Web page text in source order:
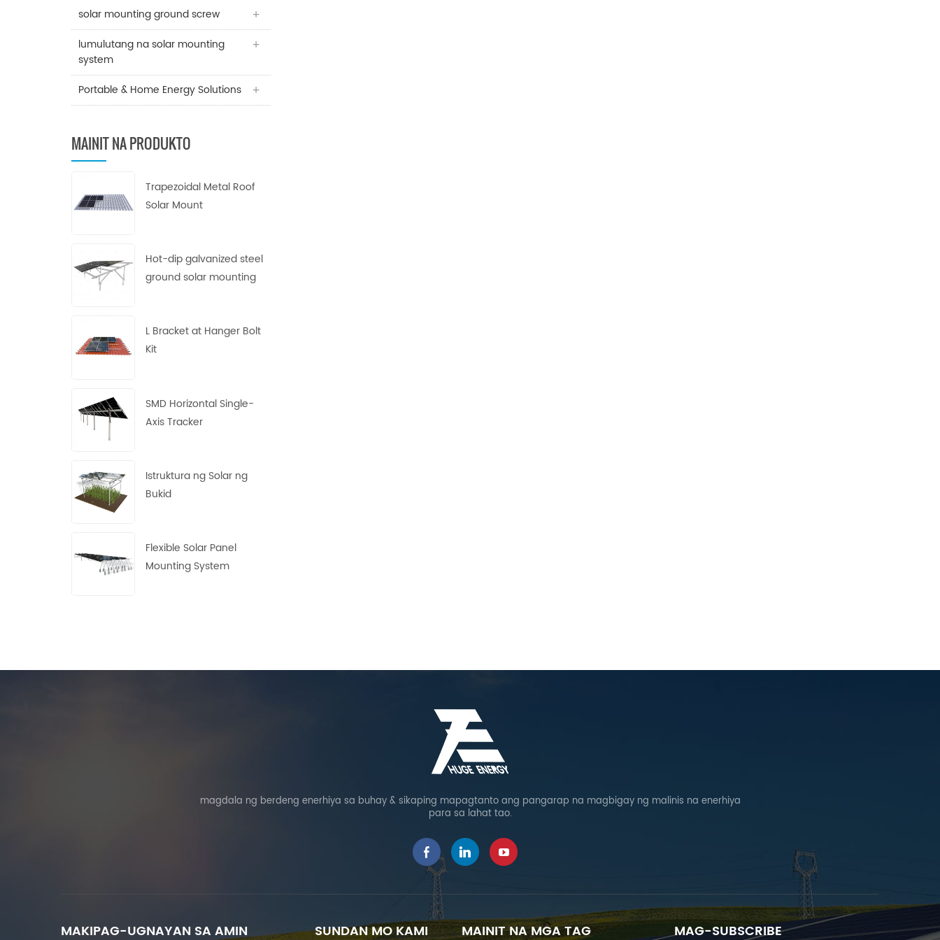
solar mounting ground screw
lumulutang na solar mounting
system
Portable & Home Energy Solutions
MAINIT NA PRODUKTO
Trapezoidal Metal Roof
Solar Mount
Hot-dip galvanized steel
ground solar mounting
L Bracket at Hanger Bolt
Kit
SMD Horizontal Single-
Axis Tracker
Istruktura ng Solar ng
Bukid
Flexible Solar Panel
Mounting System
magdala ng berdeng enerhiya sa buhay & sikaping mapagtanto ang pangarap na magbigay ng malinis na enerhiya
para sa lahat tao.
MAKIPAG-UGNAYAN SA AMIN SUNDAN MO KAMI MAINIT NA MGA TAG MAG-SUBSCRIBE